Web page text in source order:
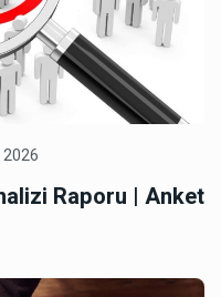
2026
Raporu | Anket